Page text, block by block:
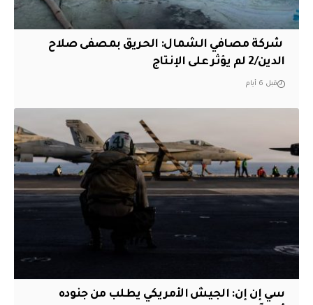
‏ شركة مصافي الشمال: الحريق بمصفى صلاح
الدين/2 لم يؤثر على الإنتاج
قبل 6 أيام
سي إن إن: الجيش الأمريكي يطلب من جنوده